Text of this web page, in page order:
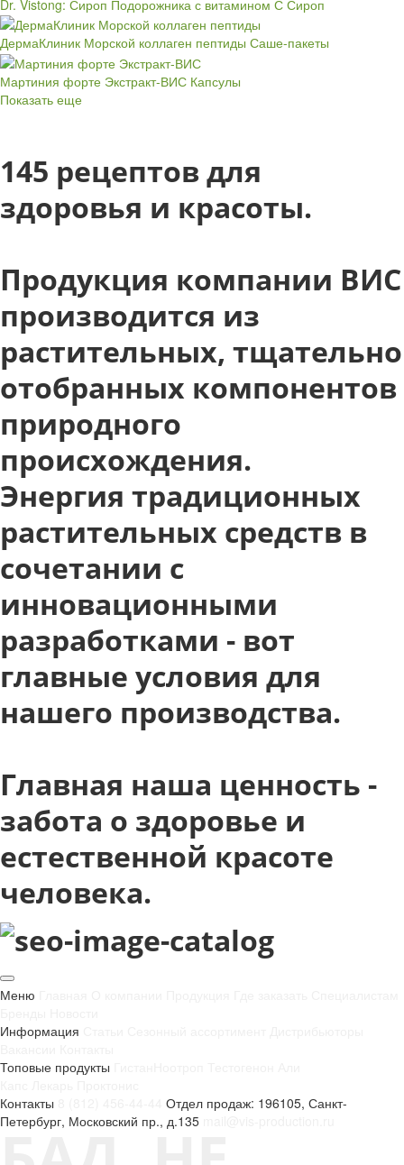
Dr. Vistong: Сироп Подорожника с витамином С Сироп
ДермаКлиник Морской коллаген пептиды Саше-пакеты
Мартиния форте Экстракт-ВИС Капсулы
Показать еще
145 рецептов для
здоровья и красоты.
Продукция компании ВИС
производится из
растительных, тщательно
отобранных компонентов
природного
происхождения.
Энергия традиционных
растительных средств в
сочетании с
инновационными
разработками - вот
главные условия для
нашего производства.
Главная наша ценность -
забота о здоровье и
естественной красоте
человека.
Меню
Информация
Топовые продукты
Контакты
Отдел продаж: 196105, Санкт-
Петербург, Московский пр., д.135